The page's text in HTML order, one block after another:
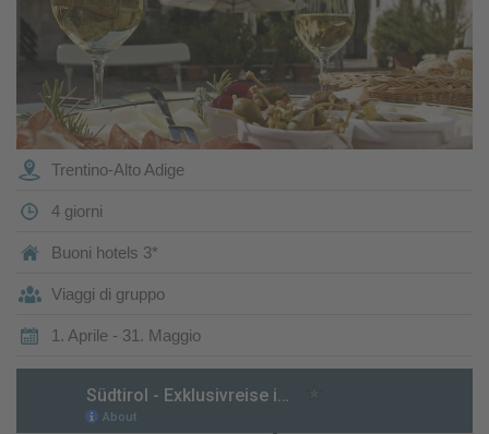
Trentino-Alto Adige
4 giorni
Buoni hotels 3*
Viaggi di gruppo
1. Aprile - 31. Maggio